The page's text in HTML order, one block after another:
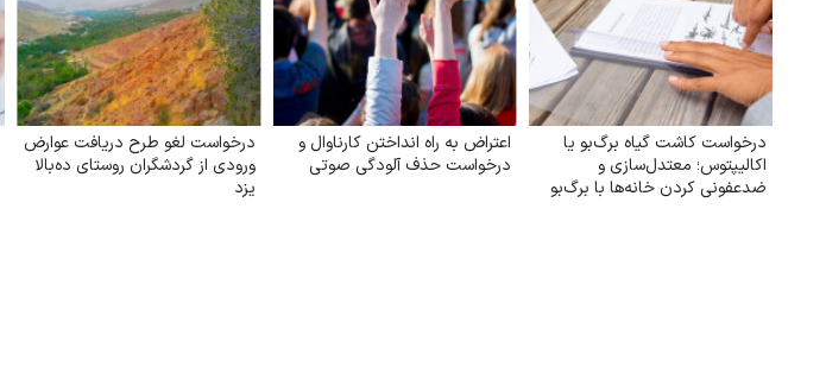
درخواست کاشت گیاه برگ‌بو یا
اکالیپتوس؛ معتدل‌سازی و
ضدعفونی کردن خانه‌ها با برگ‌بو
اعتراض به راه انداختن کارناوال و
درخواست حذف آلودگی صوتی
درخواست لغو طرح دریافت عوارض
ورودی از گردشگران روستای ده‌بالا
یزد